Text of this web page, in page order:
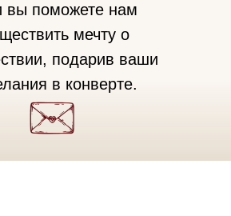
вы поможете нам
мечту о
подарив ваши
в конверте.